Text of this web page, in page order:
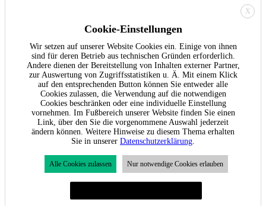
X
Cookie-Einstellungen
Wir setzen auf unserer Website Cookies ein. Einige von ihnen
sind für deren Betrieb aus technischen Gründen erforderlich.
Andere dienen der Bereitstellung von Inhalten externer Partner,
zur Auswertung von Zugriffsstatistiken u. Ä. Mit einem Klick
auf den entsprechenden Button können Sie entweder alle
Cookies zulassen, die Verwendung auf die notwendigen
Cookies beschränken oder eine individuelle Einstellung
vornehmen. Im Fußbereich unserer Website finden Sie einen
Link, über den Sie die vorgenommene Auswahl jederzeit
ändern können. Weitere Hinweise zu diesem Thema erhalten
Sie in unserer Datenschutzerklärung
Alle Cookies zulassen Nur notwendige Cookies erlauben